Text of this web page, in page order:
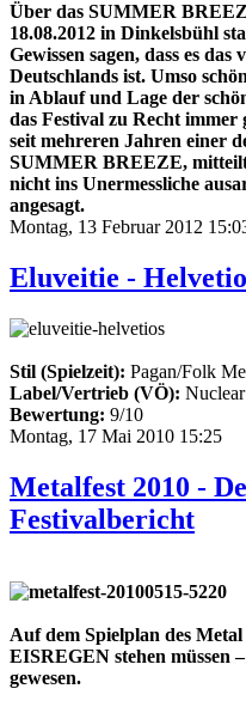
Über das SUMMER
18.08.2012 in Dinkelsbühl
Gewissen sagen, dass es
Deutschlands ist. Umso
in Ablauf und Lage der
das Festival zu Recht
seit mehreren Jahren einer
SUMMER BREEZE,
nicht ins Unermessliche
angesagt.
Montag, 13 Februar 2012
Eluveitie -
Stil (Spielzeit): Pagan/Folk
Label/Vertrieb (VÖ):
Bewertung: 9/10
Montag, 17 Mai 2010 15:25
Metalfest 2010 -
Festivalbericht
Auf dem Spielplan des
EISREGEN stehen müssen
gewesen.